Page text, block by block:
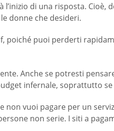
di una risposta.
donne che desideri.
puoi perderti
Anche se potresti
infernale, soprattutto
vuoi pagare per un
non serie. I siti a